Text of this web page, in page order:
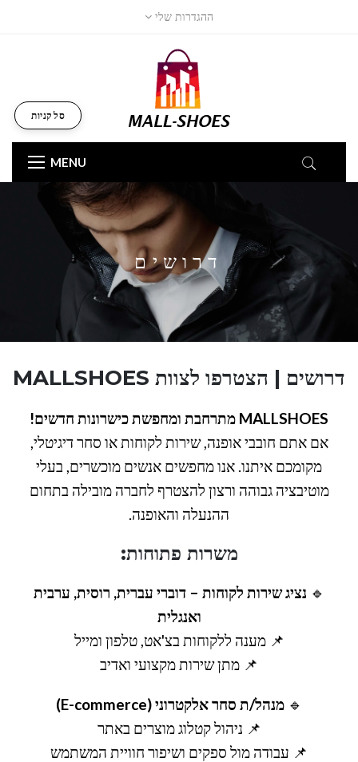
ההגדרות שלי
MENU
סל קניות
דרושים
דרושים | הצטרפו לצוות MALLSHOES
MALLSHOES מתרחבת ומחפשת כישרונות חדשים!
אם אתם חובבי אופנה, שירות לקוחות או סחר דיגיטלי,
מקומכם איתנו. אנו מחפשים אנשים מוכשרים, בעלי
מוטיבציה גבוהה ורצון להצטרף לחברה מובילה בתחום
ההנעלה והאופנה.
משרות פתוחות:
🔹 נציג שירות לקוחות – דוברי עברית, רוסית, ערבית
ואנגלית
📌 מענה ללקוחות בצ'אט, טלפון ומייל
📌 מתן שירות מקצועי ואדיב
🔹מנהל/ת סחר אלקטרוני (E-commerce)
📌 ניהול קטלוג מוצרים באתר
📌 עבודה מול ספקים ושיפור חוויית המשתמש